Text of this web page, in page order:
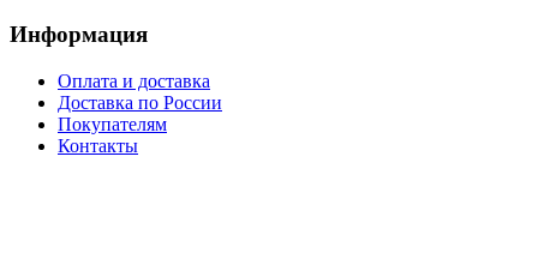
Информация
Оплата и доставка
Доставка по России
Покупателям
Контакты